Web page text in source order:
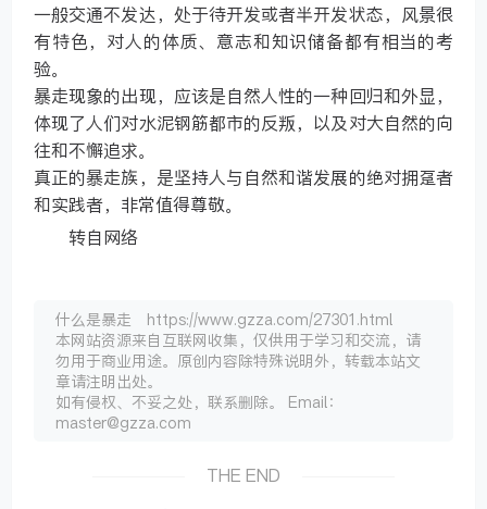
一般交通不发达，处于待开发或者半开发状态，风景很
有特色，对人的体质、意志和知识储备都有相当的考
验。
暴走现象的出现，应该是自然人性的一种回归和外显，
体现了人们对水泥钢筋都市的反叛，以及对大自然的向
往和不懈追求。
真正的暴走族，是坚持人与自然和谐发展的绝对拥趸者
和实践者，非常值得尊敬。
转自网络
什么是暴走 https://www.gzza.com/27301.html
本网站资源来自互联网收集，仅供用于学习和交流，请
勿用于商业用途。原创内容除特殊说明外，转载本站文
章请注明出处。
如有侵权、不妥之处，联系删除。 Email：
master@gzza.com
THE END